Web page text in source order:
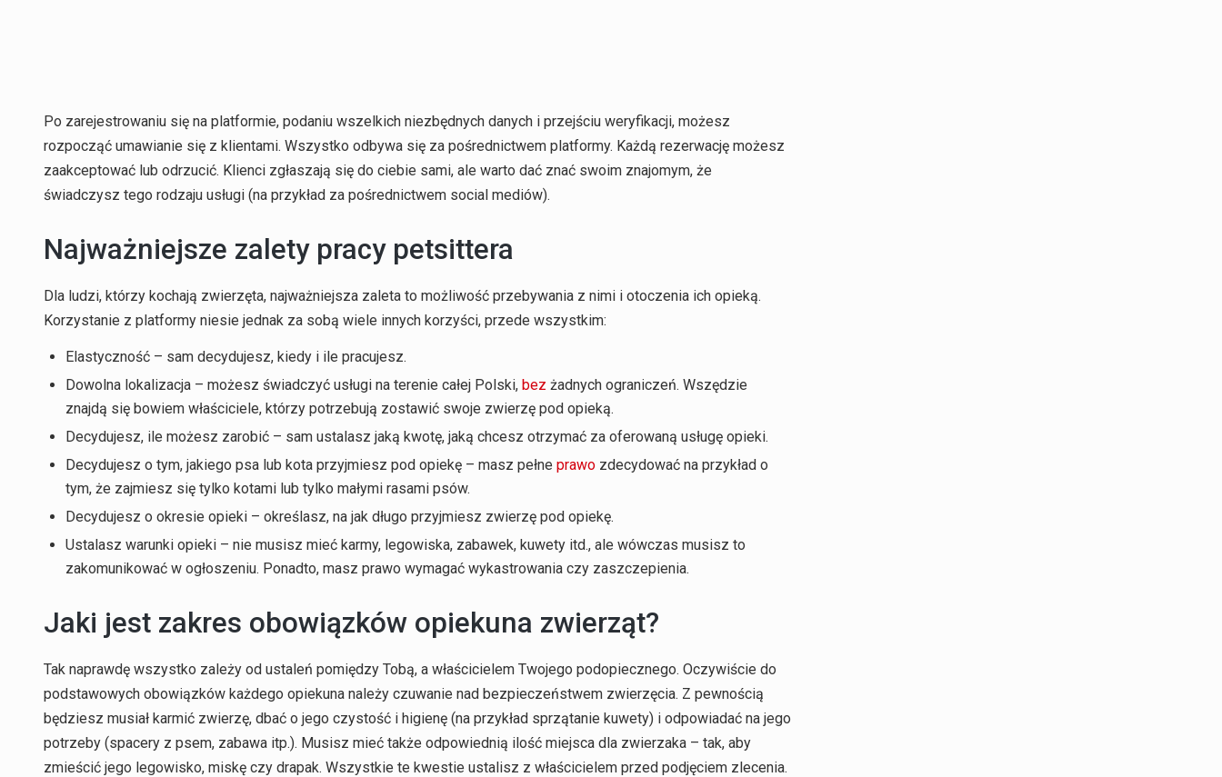
Po zarejestrowaniu się na platformie, podaniu wszelkich niezbędnych danych i przejściu weryfikacji, możesz
rozpocząć umawianie się z klientami. Wszystko odbywa się za pośrednictwem platformy. Każdą rezerwację możesz
zaakceptować lub odrzucić. Klienci zgłaszają się do ciebie sami, ale warto dać znać swoim znajomym, że
świadczysz tego rodzaju usługi (na przykład za pośrednictwem social mediów).
Najważniejsze zalety pracy petsittera
Dla ludzi, którzy kochają zwierzęta, najważniejsza zaleta to możliwość przebywania z nimi i otoczenia ich opieką.
Korzystanie z platformy niesie jednak za sobą wiele innych korzyści, przede wszystkim:
Elastyczność – sam decydujesz, kiedy i ile pracujesz.
Dowolna lokalizacja – możesz świadczyć usługi na terenie całej Polski, bez żadnych ograniczeń. Wszędzie
znajdą się bowiem właściciele, którzy potrzebują zostawić swoje zwierzę pod opieką.
Decydujesz, ile możesz zarobić – sam ustalasz jaką kwotę, jaką chcesz otrzymać za oferowaną usługę opieki.
Decydujesz o tym, jakiego psa lub kota przyjmiesz pod opiekę – masz pełne prawo zdecydować na przykład o
tym, że zajmiesz się tylko kotami lub tylko małymi rasami psów.
Decydujesz o okresie opieki – określasz, na jak długo przyjmiesz zwierzę pod opiekę.
Ustalasz warunki opieki – nie musisz mieć karmy, legowiska, zabawek, kuwety itd., ale wówczas musisz to
zakomunikować w ogłoszeniu. Ponadto, masz prawo wymagać wykastrowania czy zaszczepienia.
Jaki jest zakres obowiązków opiekuna zwierząt?
Tak naprawdę wszystko zależy od ustaleń pomiędzy Tobą, a właścicielem Twojego podopiecznego. Oczywiście do
podstawowych obowiązków każdego opiekuna należy czuwanie nad bezpieczeństwem zwierzęcia. Z pewnością
będziesz musiał karmić zwierzę, dbać o jego czystość i higienę (na przykład sprzątanie kuwety) i odpowiadać na jego
potrzeby (spacery z psem, zabawa itp.). Musisz mieć także odpowiednią ilość miejsca dla zwierzaka – tak, aby
zmieścić jego legowisko, miskę czy drapak. Wszystkie te kwestie ustalisz z właścicielem przed podjęciem zlecenia.